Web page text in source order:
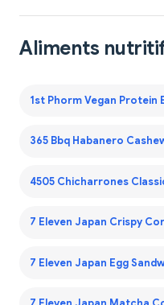
Aliments
1st Phorm Vegan Protein
365 Bbq Habanero
4505 Chicharrones
7 Eleven Japan Crispy
7 Eleven Japan Egg